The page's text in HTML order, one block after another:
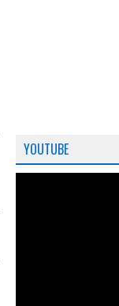
YOUTUBE